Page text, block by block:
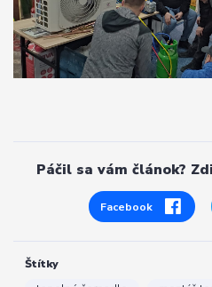
Páčil sa vám článok?
Facebook
Štítky